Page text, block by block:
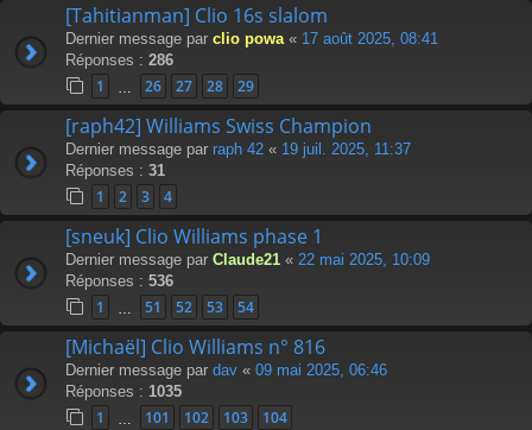
[Tahitianman] Clio 16s slalom
Dernier message par clio powa « 17 août 2025, 08:41
Réponses : 286
1 26 27 28 29
[raph42] Williams Swiss Champion
Dernier message par raph 42 « 19 juil. 2025, 11:37
Réponses : 31
1 2 3 4
[sneuk] Clio Williams phase 1
Dernier message par Claude21 « 22 mai 2025, 10:09
Réponses : 536
1 51 52 53 54
[Michaël] Clio Williams n° 816
Dernier message par dav « 09 mai 2025, 06:46
Réponses : 1035
1 101 102 103 104